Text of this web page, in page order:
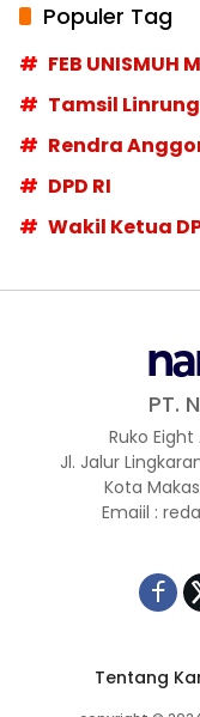
Populer Tag
FEB UNISMUH
Tamsil Linrung
Rendra
DPD RI
Wakil Ketua
PT.
Ruko
Jl. Jalur
Kota
Emaiil :
Tentang